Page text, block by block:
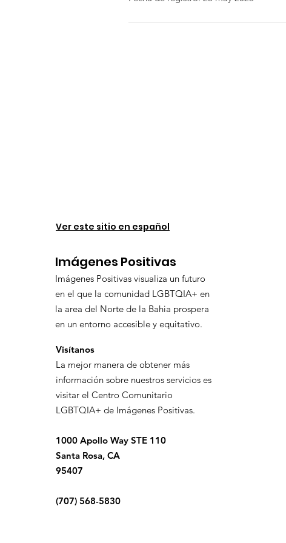
Ver este sitio en español
Imágenes Positivas
Imágenes Positivas visualiza un futuro
en el que la comunidad LGBTQIA+ en
la area del Norte de la Bahia prospera
en un entorno accesible y equitativo.
Visítanos
La mejor manera de obtener más
información sobre nuestros servicios es
visitar el Centro Comunitario
LGBTQIA+ de Imágenes Positivas.
1000 Apollo Way STE 110
Santa Rosa, CA
95407
(707) 568-5830